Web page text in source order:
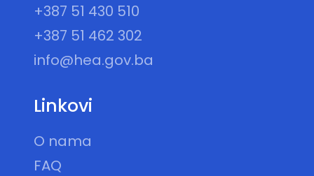
+387 51 430 510
+387 51 462 302
info@hea.gov.ba
Linkovi
O nama
FAQ